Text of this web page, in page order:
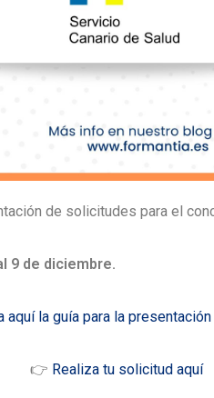
de solicitudes para el
9 de diciembre.
aquí la guía para la
👉 Realiza tu solicitud aquí